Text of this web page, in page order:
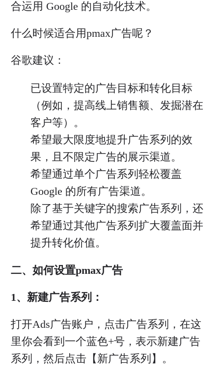
合运用 Google 的自动化技术。
什么时候适合用pmax广告呢？
谷歌建议：
已设置特定的广告目标和转化目标
（例如，提高线上销售额、发掘潜在
客户等）。
希望最大限度地提升广告系列的效
果，且不限定广告的展示渠道。
希望通过单个广告系列轻松覆盖
Google 的所有广告渠道。
除了基于关键字的搜索广告系列，还
希望通过其他广告系列扩大覆盖面并
提升转化价值。
二、如何设置pmax广告
1、新建广告系列：
打开Ads广告账户，点击广告系列，在这
里你会看到一个蓝色+号，表示新建广告
系列，然后点击【新广告系列】。